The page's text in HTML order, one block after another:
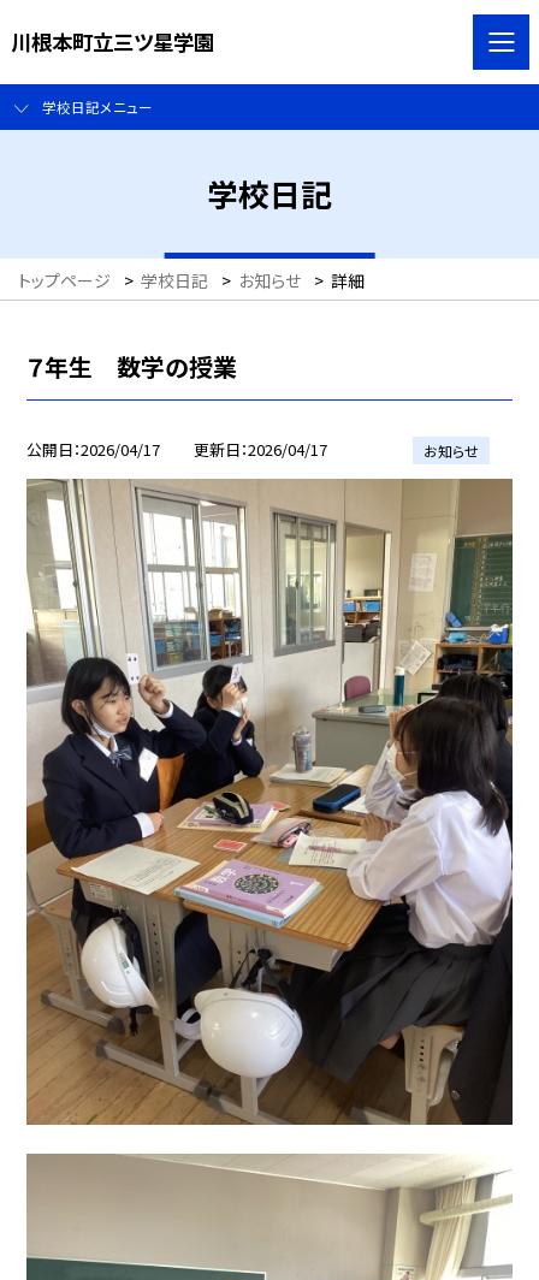
川根本町立三ツ星学園
学校日記メニュー
学校日記
トップページ > 学校日記 > お知らせ > 詳細
７年生 数学の授業
公開日 2026/04/17 更新日 2026/04/17 お知らせ